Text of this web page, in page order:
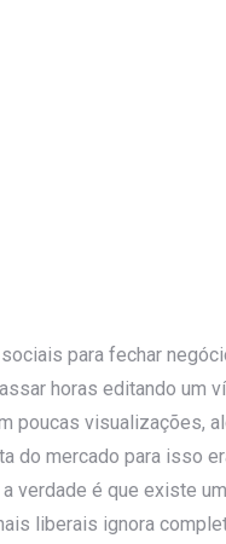
para fechar
horas editando um
poucas visualizações,
do mercado para isso
verdade é que existe
liberais ignora